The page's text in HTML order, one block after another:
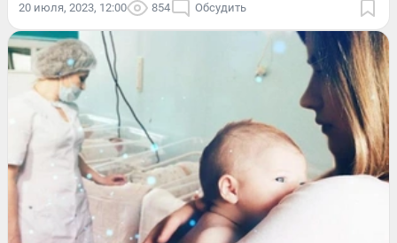
20 июля, 2023, 12:00 854 Обсудить